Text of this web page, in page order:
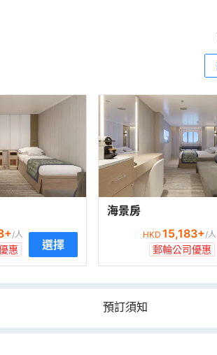
+/人
惠 選擇
海景房
HKD 15,183+/人
郵輪公司優惠
預訂須知